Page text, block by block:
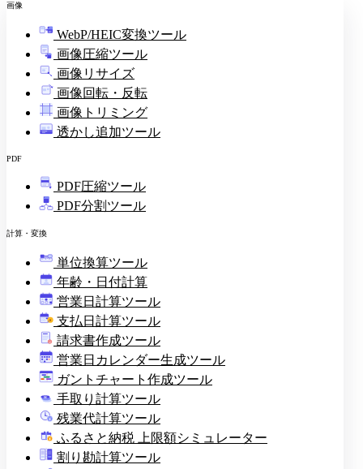
画像
WebP/HEIC変換ツール
画像圧縮ツール
画像リサイズ
画像回転・反転
画像トリミング
透かし追加ツール
PDF
PDF圧縮ツール
PDF分割ツール
計算・変換
単位換算ツール
年齢・日付計算
営業日計算ツール
¥ 支払日計算ツール
印
請求書作成ツール
営業日カレンダー生成ツール
ガントチャート作成ツール
手取り計算ツール
残業代計算ツール
ふるさと納税 上限額シミュレーター
割り勘計算ツール